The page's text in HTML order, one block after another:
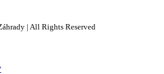
| All Rights Reserved